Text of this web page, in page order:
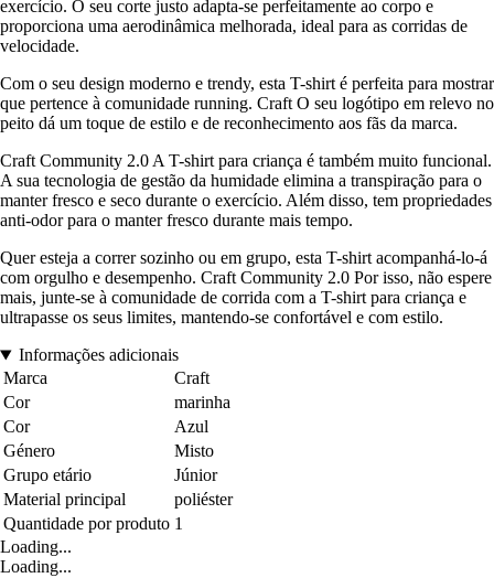
exercício. O seu corte justo adapta-se perfeitamente ao corpo e
proporciona uma aerodinâmica melhorada, ideal para as corridas de
velocidade.
Com o seu design moderno e trendy, esta T-shirt é perfeita para mostrar
que pertence à comunidade running. Craft O seu logótipo em relevo no
peito dá um toque de estilo e de reconhecimento aos fãs da marca.
Craft Community 2.0 A T-shirt para criança é também muito funcional.
A sua tecnologia de gestão da humidade elimina a transpiração para o
manter fresco e seco durante o exercício. Além disso, tem propriedades
anti-odor para o manter fresco durante mais tempo.
Quer esteja a correr sozinho ou em grupo, esta T-shirt acompanhá-lo-á
com orgulho e desempenho. Craft Community 2.0 Por isso, não espere
mais, junte-se à comunidade de corrida com a T-shirt para criança e
ultrapasse os seus limites, mantendo-se confortável e com estilo.
Informações adicionais
Marca
Craft
Cor
marinha
Cor
Azul
Género
Misto
Grupo etário
Júnior
Material principal
poliéster
Quantidade por produto 1
Loading...
Loading...